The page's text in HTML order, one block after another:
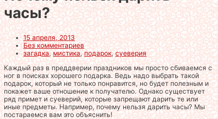
часы?
15 апреля, 2013
Без комментариев
загадка,мистика,подарок,суеверия
Каждый раз в преддверии праздников мы просто сбиваемся с
ног в поисках хорошего подарка. Ведь надо выбрать такой
подарок, который не только понравится, но будет полезным и
покажет ваше отношение к получателю. Однако существует
ряд примет и суеверий, которые запрещают дарить те или
иные предметы. Например, почему нельзя дарить часы? Мы
постараемся вам это объяснить!